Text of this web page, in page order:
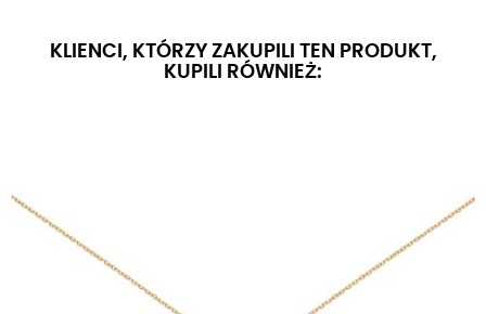
KLIENCI, KTÓRZY ZAKUPILI TEN PRODUKT,
KUPILI RÓWNIEŻ: